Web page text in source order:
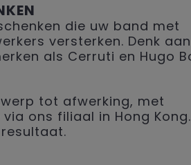
die uw band met
versterken. Denk aan
als Cerruti en Hugo
tot afwerking, met
ons filiaal in Hong